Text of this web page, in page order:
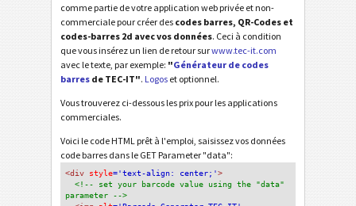
comme partie de votre application web privée et non-
commerciale pour créer des codes barres, QR-Codes et
codes-barres 2d avec vos données. Ceci à condition
que vous insérez un lien de retour surwww.tec-it.com
avec le texte, par exemple: "Générateur de codes
barres de TEC-IT". Logos et optionnel.
Vous trouverez ci-dessous les prix pour les applications
commerciales.
Voici le code HTML prêt à l'emploi, saisissez vos données
code barres dans le GET Parameter "data":
<div style='text-align: center;'>
<!-- set your barcode value using the "data"
parameter -->